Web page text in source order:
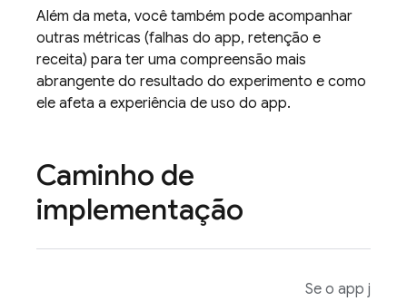
Além da meta, você também pode acompanhar
outras métricas (falhas do app, retenção e
receita) para ter uma compreensão mais
abrangente do resultado do experimento e como
ele afeta a experiência de uso do app.
Caminho de
implementação
Se o app já usa